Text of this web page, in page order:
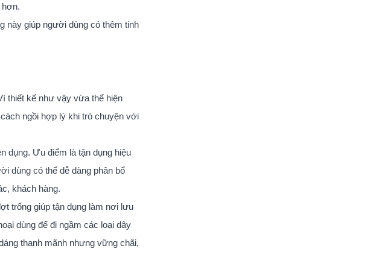
hơn.
này giúp người dùng có thêm tinh
thiết kế như vậy vừa thể hiện
ngồi hợp lý khi trò chuyện với
dụng. Ưu điểm là tận dụng hiệu
dùng có thể dễ dàng phân bổ
khách hàng.
trống giúp tận dụng làm nơi lưu
dùng để đi ngầm các loại dây
thanh mãnh nhưng vững chãi,